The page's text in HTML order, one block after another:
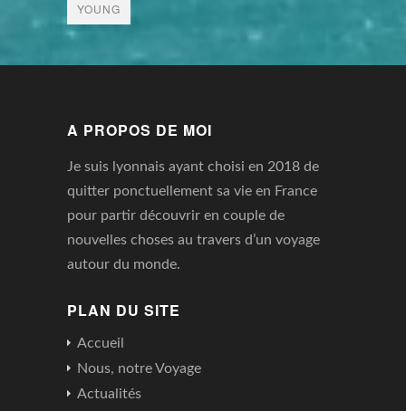
YOUNG
A PROPOS DE MOI
Je suis lyonnais ayant choisi en 2018 de
quitter ponctuellement sa vie en France
pour partir découvrir en couple de
nouvelles choses au travers d’un voyage
autour du monde.
PLAN DU SITE
Accueil
Nous, notre Voyage
Actualités